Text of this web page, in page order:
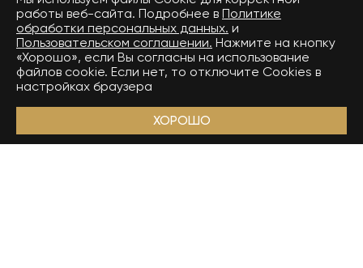
08 апр 2023 Сампдория 2 3 Кремонезе
02 апр 2023 Рома 3 : 0 Сампдория
19 мар 2023 Сампдория 3 : 1 Верона
работы веб-сайта. Подробнее в Политике
обработки персональных данных. и
Пользовательском соглашении. Нажмите на кнопку
«Хорошо», если Вы согласны на использование
файлов cookie. Если нет, то отключите Cookies в
настройках браузера
ХОРОШО